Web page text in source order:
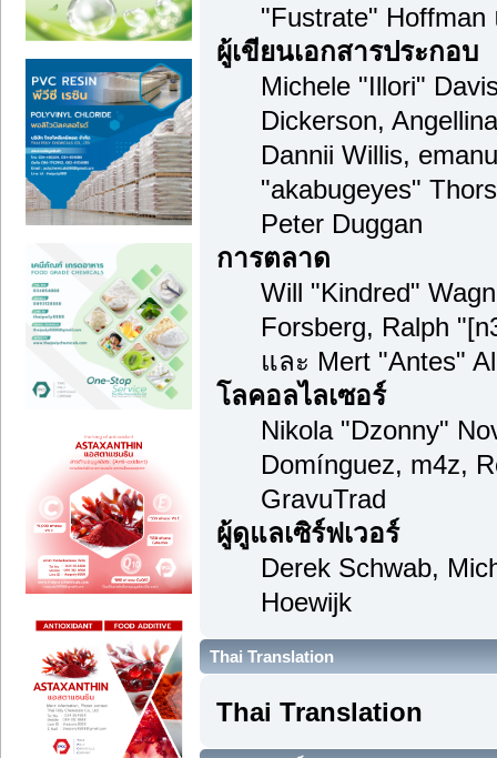
"Fustrate"
ผู้เขียนเอกสารประกอบ
Michele "Illori"
Dickerson,
Dannii Willis,
"akabugeyes"
Peter Duggan
การตลาด
Will "Kindred"
Forsberg, Ralph
และ Mert "Antes"
โลคอลไลเซอร์
Nikola "Dzonny"
Domínguez, m4z,
GravuTrad
ผู้ดูแลเซิร์ฟเวอร์
Derek Schwab,
Hoewijk
Thai Translation
Thai Translation